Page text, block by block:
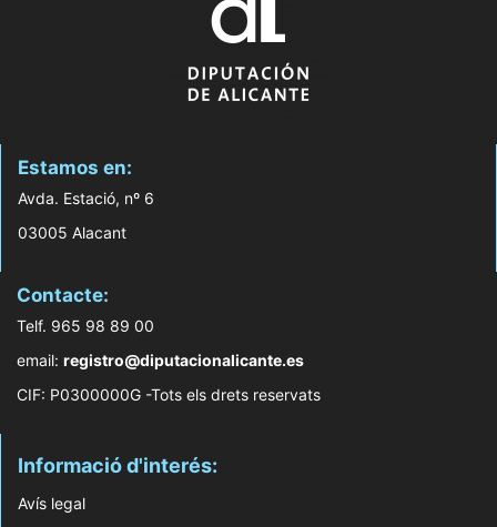
Estamos en:
Avda. Estació, nº 6
03005 Alacant
Contacte:
Telf. 965 98 89 00
email: registro@diputacionalicante.es
CIF: P0300000G -Tots els drets reservats
Informació d'interés:
Avís legal